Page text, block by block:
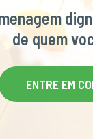
de quem
ENTRE EM